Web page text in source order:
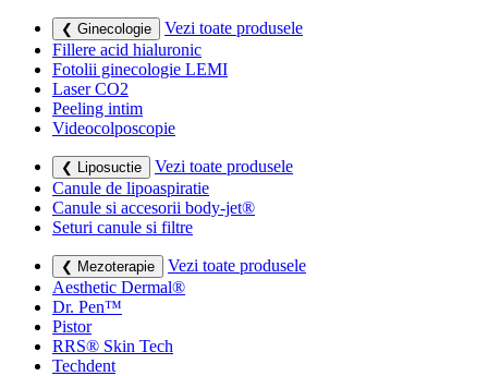
❮ Ginecologie
Vezi toate produsele
Fillere acid hialuronic
Fotolii ginecologie LEMI
Laser CO2
Peeling intim
Videocolposcopie
❮ Liposuctie
Vezi toate produsele
Canule de lipoaspiratie
Canule si accesorii body-jet®
Seturi canule si filtre
❮ Mezoterapie
Vezi toate produsele
Aesthetic Dermal®
Dr. Pen™
Pistor
RRS® Skin Tech
Techdent